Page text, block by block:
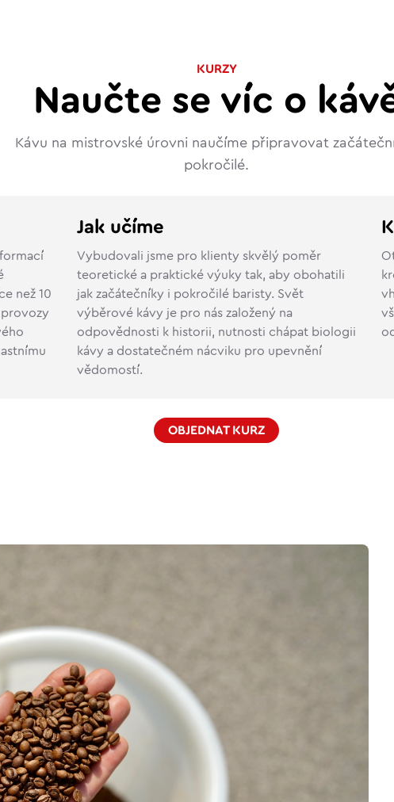
KURZY
Naučte se víc o
Kávu na mistrovské úrovni naučíme připravovat
pokročilé.
než 10
provozy
Jak učíme
Vybudovali jsme pro klienty skvělý poměr
teoretické a praktické výuky tak, aby obohatili
jak začátečníky i pokročilé baristy. Svět
výběrové kávy je pro nás založený na
odpovědnosti k historii, nutnosti chápat biologii
kávy a dostatečném nácviku pro upevnění
vědomostí.
OBJEDNAT KURZ